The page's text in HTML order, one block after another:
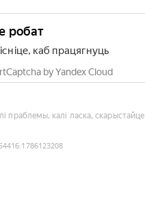
робат
каб працягнуць
by Yandex Cloud
праблемы, калі ласка, скарыстайце
:1786123208